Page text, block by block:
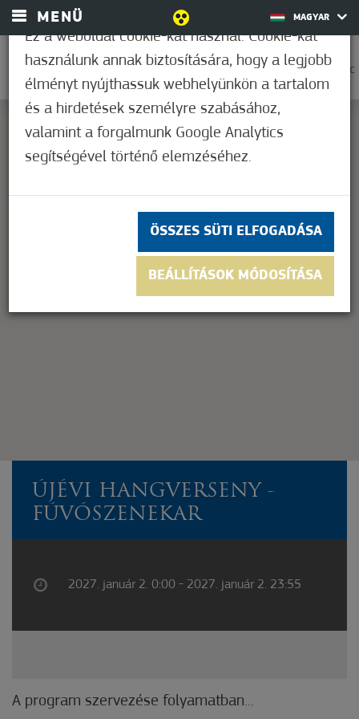
MENÜ MAGYAR
0
25,6°C
This page can't load Google Maps correctly.
Do you own this website? OK
ÚJÉVI HANGVERSENY -
FÚVÓSZENEKAR
2027. január 2. 0:00 - 2027. január 2. 23:55
A program szervezése folyamatban...
Ez a weboldal cookie-kat használ. Cookie-kat
használunk annak biztosítására, hogy a legjobb
élményt nyújthassuk webhelyünkön a tartalom
és a hirdetések személyre szabásához,
valamint a forgalmunk Google Analytics
segítségével történő elemzéséhez.
ÖSSZES SÜTI ELFOGADÁSA
BEÁLLÍTÁSOK MÓDOSÍTÁSA